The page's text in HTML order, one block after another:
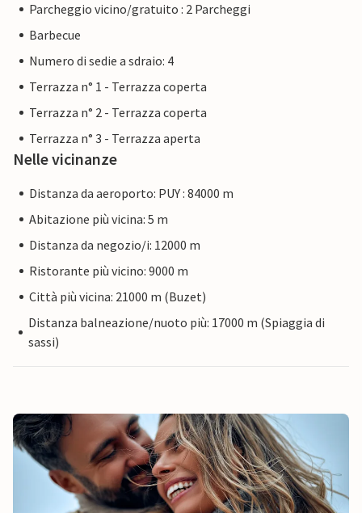
Parcheggio vicino/gratuito : 2 Parcheggi
Barbecue
Numero di sedie a sdraio: 4
Terrazza n° 1 - Terrazza coperta
Terrazza n° 2 - Terrazza coperta
Terrazza n° 3 - Terrazza aperta
Nelle vicinanze
Distanza da aeroporto: PUY : 84000 m
Abitazione più vicina: 5 m
Distanza da negozio/i: 12000 m
Ristorante più vicino: 9000 m
Città più vicina: 21000 m (Buzet)
Distanza balneazione/nuoto più: 17000 m (Spiaggia di
sassi)